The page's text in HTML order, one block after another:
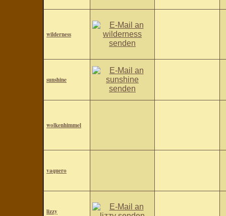
wilderness
sunshine
wolkenhimmel
vaquero
lizzy